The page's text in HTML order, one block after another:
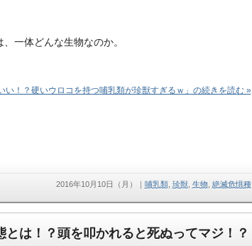
一体どんな生物なのか。
い！？硬いウロコを持つ哺乳類が珍獣すぎるｗ」の続きを読む »
2016年10月10日（月） ｜ 哺乳類, 珍獣, 生物, 絶滅危惧種
とは！？頭を叩かれると死ぬってマジ！？